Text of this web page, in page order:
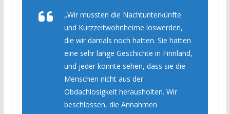
„Wir mussten die Nachtunterkünfte
und Kurzzeitwohnheime loswerden,
die wir damals noch hatten. Sie hatten
eine sehr lange Geschichte in Finnland,
und jeder konnte sehen, dass sie die
Menschen nicht aus der
Obdachlosigkeit herausholten. Wir
beschlossen, die Annahmen